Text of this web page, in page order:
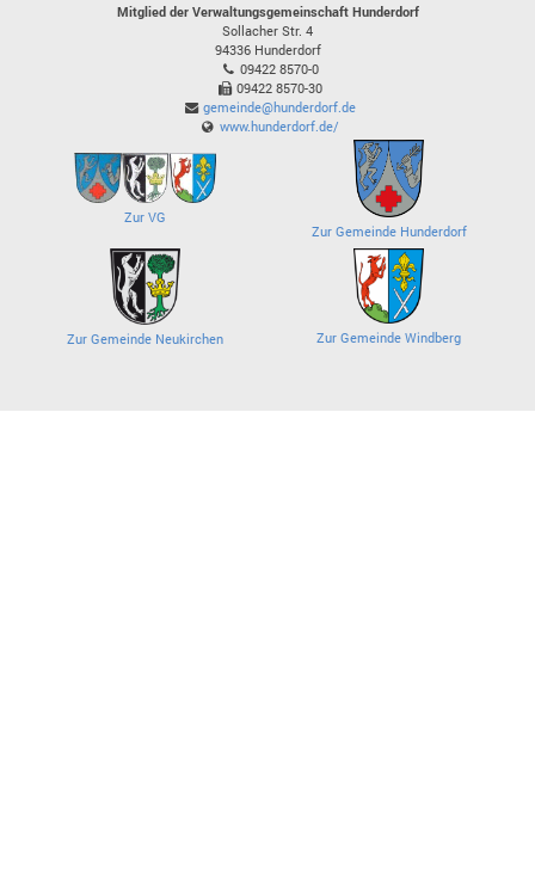
Mitglied der Verwaltungsgemeinschaft Hunderdorf
Sollacher Str. 4
94336 Hunderdorf
09422 8570-0
09422 8570-30
gemeinde@hunderdorf.de
www.hunderdorf.de/
Zur VG
Zur Gemeinde Hunderdorf
Zur Gemeinde Neukirchen Zur Gemeinde Windberg